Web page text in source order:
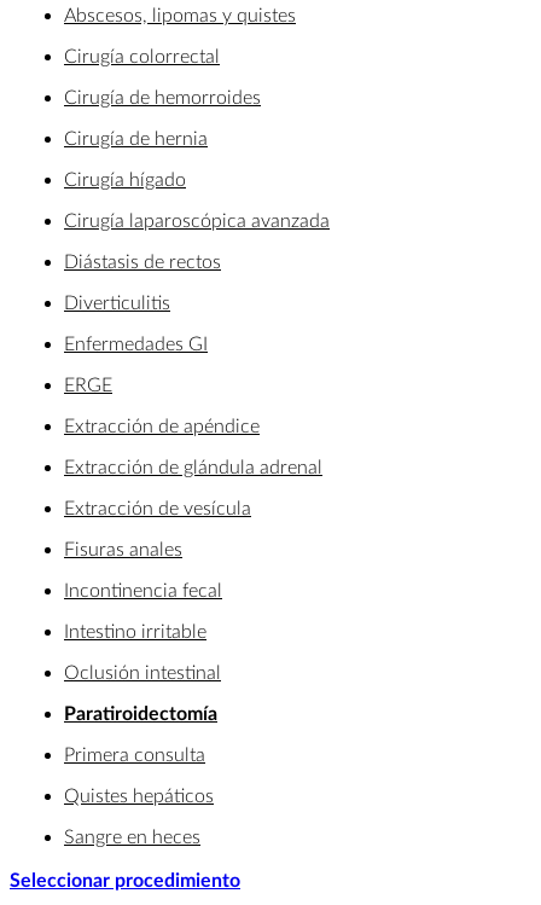
Abscesos, lipomas y quistes
Cirugía colorrectal
Cirugía de hemorroides
Cirugía de hernia
Cirugía hígado
Cirugía laparoscópica avanzada
Diástasis de rectos
Diverticulitis
Enfermedades GI
ERGE
Extracción de apéndice
Extracción de glándula adrenal
Extracción de vesícula
Fisuras anales
Incontinencia fecal
Intestino irritable
Oclusión intestinal
Paratiroidectomía
Primera consulta
Quistes hepáticos
Sangre en heces
Seleccionar procedimiento